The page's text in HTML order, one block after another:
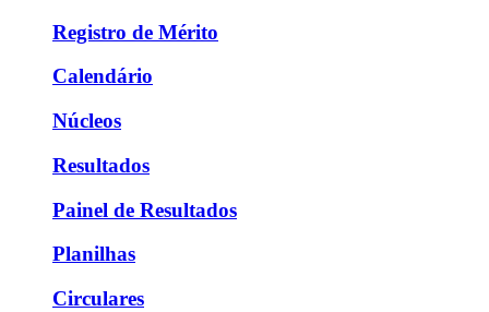
Registro de Mérito
Calendário
Núcleos
Resultados
Painel de Resultados
Planilhas
Circulares